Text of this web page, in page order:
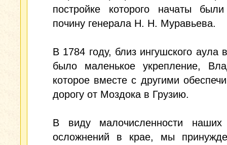
постройке которого начаты
почину генерала Н. Н. Муравьева.
В 1784 году, близ ингушского аула
было маленькое укрепление,
которое вместе с другими
дорогу от Моздока в Грузию.
В виду малочисленности
осложнений в крае, мы